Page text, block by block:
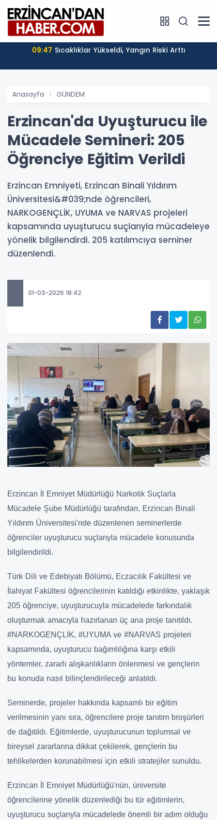
09:47 Sıcaklıklar Yükseldi, Yangın Riski Arttı
Anasayfa GÜNDEM
Erzincan'da Uyuşturucu ile
Mücadele Semineri: 205
Öğrenciye Eğitim Verildi
Erzincan Emniyeti, Erzincan Binali Yıldırım
Üniversitesi&#039;nde öğrencileri,
NARKOGENÇLİK, UYUMA ve NARVAS projeleri
kapsamında uyuşturucu suçlarıyla mücadeleye
yönelik bilgilendirdi. 205 katılımcıya seminer
düzenlendi.
01-03-2026 18:42
Erzincan İl Emniyet Müdürlüğü Narkotik Suçlarla
Mücadele Şube Müdürlüğü tarafından, Erzincan Binali
Yıldırım Üniversitesi'nde düzenlenen seminerlerde
öğrenciler uyuşturucu suçlarıyla mücadele konusunda
bilgilendirildi.
Türk Dili ve Edebiyatı Bölümü, Eczacılık Fakültesi ve
İlahiyat Fakültesi öğrencilerinin katıldığı etkinlikte, yaklaşık
205 öğrenciye, uyuşturucuyla mücadelede farkındalık
oluşturmak amacıyla hazırlanan üç ana proje tanıtıldı.
#NARKOGENÇLİK, #UYUMA ve #NARVAS projeleri
kapsamında, uyuşturucu bağımlılığına karşı etkili
yöntemler, zararlı alışkanlıkların önlenmesi ve gençlerin
bu konuda nasıl bilinçlendirileceği anlatıldı.
Seminerde, projeler hakkında kapsamlı bir eğitim
verilmesinin yanı sıra, öğrencilere proje tanıtım broşürleri
de dağıtıldı. Eğitimlerde, uyuşturucunun toplumsal ve
bireysel zararlarına dikkat çekilerek, gençlerin bu
tehlikelerden korunabilmesi için etkili stratejiler sunuldu.
Erzincan İl Emniyet Müdürlüğü'nün, üniversite
öğrencilerine yönelik düzenlediği bu tür eğitimlerin,
uyuşturucu suçlarıyla mücadelede önemli bir adım olduğu